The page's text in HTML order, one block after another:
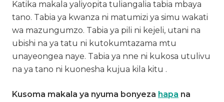
Katika makala yaliyopita tuliangalia tabia mbaya
tano. Tabia ya kwanza ni matumizi ya simu wakati
wa mazungumzo. Tabia ya pili ni kejeli, utani na
ubishi na ya tatu ni kutokumtazama mtu
unayeongea naye. Tabia ya nne ni kukosa utulivu
na ya tano ni kuonesha kujua kila kitu .
Kusoma makala ya nyuma bonyeza hapa na